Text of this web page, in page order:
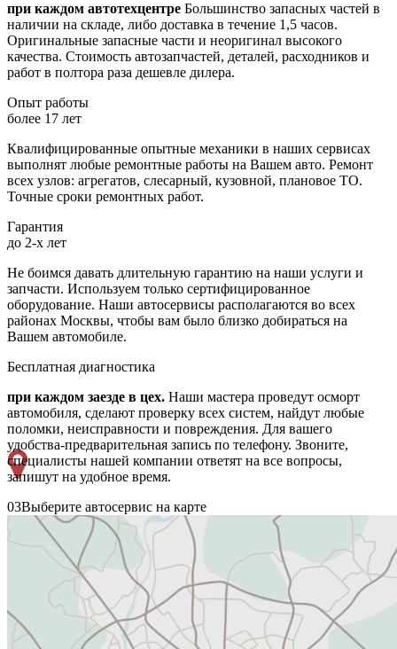
при каждом автотехцентре Большинство запасных частей в
наличии на складе, либо доставка в течение 1,5 часов.
Оригинальные запасные части и неоригинал высокого
качества. Стоимость автозапчастей, деталей, расходников и
работ в полтора раза дешевле дилера.
Опыт работы
более 17 лет
Квалифицированные опытные механики в наших сервисах
выполнят любые ремонтные работы на Вашем авто. Ремонт
всех узлов: агрегатов, слесарный, кузовной, плановое ТО.
Точные сроки ремонтных работ.
Гарантия
до 2-х лет
Не боимся давать длительную гарантию на наши услуги и
запчасти. Используем только сертифицированное
оборудование. Наши автосервисы располагаются во всех
районах Москвы, чтобы вам было близко добираться на
Вашем автомобиле.
Бесплатная диагностика
при каждом заезде в цех. Наши мастера проведут осморт
автомобиля, сделают проверку всех систем, найдут любые
поломки, неисправности и повреждения. Для вашего
удобства-предварительная запись по телефону. Звоните,
специалисты нашей компании ответят на все вопросы,
запишут на удобное время.
03Выберите автосервис на карте